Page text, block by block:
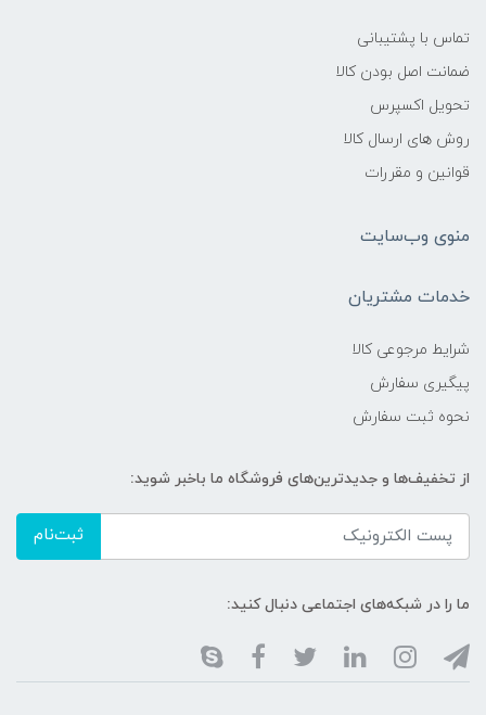
تماس با پشتیبانی
ضمانت اصل بودن کالا
تحویل اکسپرس
روش های ارسال کالا
قوانین و مقررات
منوی وب‌سایت
خدمات مشتریان
شرایط مرجوعی کالا
پیگیری سفارش
نحوه ثبت سفارش
از تخفیف‌ها و جدیدترین‌های فروشگاه ما باخبر شوید:
ثبت‌نام
ما را در شبکه‌های اجتماعی دنبال کنید: